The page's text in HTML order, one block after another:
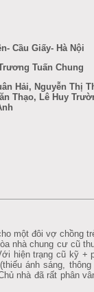
Cầu Giấy- Hà Nội
Tuấn Chung
Hải, Nguyễn Thị
Thạo, Lê Huy
một đôi vợ chồng
nhà chung cư cũ
hiện trạng cũ kỹ +
ánh sáng, thông
nhà đã rất phân